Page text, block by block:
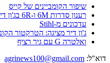
שיפור הקומביינים של קייס
רענון סדרות 6M ו-6R בג'ון דיר
עדכונים מ-Stihl
ג'ון דיר מציגה: הטרקטור
ואלטרה G עם גיר רציף
דוא"ל: agrinews100@gmail.com